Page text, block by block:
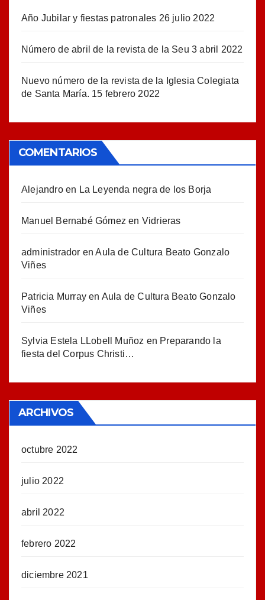
Año Jubilar y fiestas patronales 26 julio 2022
Número de abril de la revista de la Seu 3 abril 2022
Nuevo número de la revista de la Iglesia Colegiata
de Santa María. 15 febrero 2022
COMENTARIOS
Alejandroen La Leyenda negra de los Borja
Manuel Bernabé Gómez en Vidrieras
administrador enAula de Cultura Beato Gonzalo
Viñes
Patricia Murray en Aula de Cultura Beato Gonzalo
Viñes
Sylvia Estela LLobell Muñoz en Preparando la
fiesta del Corpus Christi…
ARCHIVOS
octubre 2022
julio 2022
abril 2022
febrero 2022
diciembre 2021